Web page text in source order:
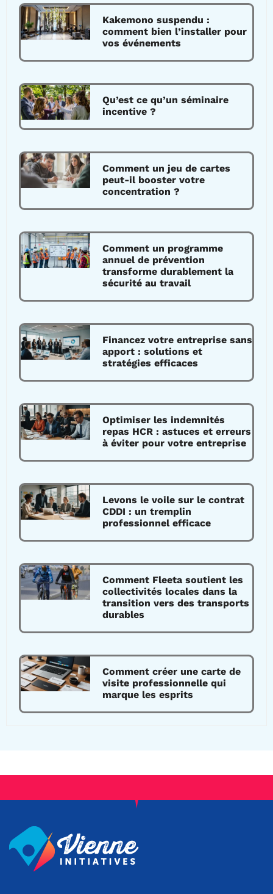
Kakemono suspendu :
comment bien l’installer pour
vos événements
Qu’est ce qu’un séminaire
incentive ?
Comment un jeu de cartes
peut-il booster votre
concentration ?
Comment un programme
annuel de prévention
transforme durablement la
sécurité au travail
Financez votre entreprise sans
apport : solutions et
stratégies efficaces
Optimiser les indemnités
repas HCR : astuces et erreurs
à éviter pour votre entreprise
Levons le voile sur le contrat
CDDI : un tremplin
professionnel efficace
Comment Fleeta soutient les
collectivités locales dans la
transition vers des transports
durables
Comment créer une carte de
visite professionnelle qui
marque les esprits